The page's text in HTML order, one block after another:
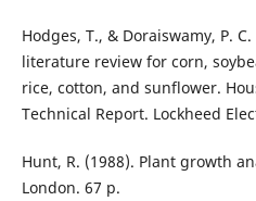
Hodges, T., & Doraiswamy, P.
literature review for corn,
rice, cotton, and sunflower.
Technical Report. Lockheed
Hunt, R. (1988). Plant growth
London. 67 p.